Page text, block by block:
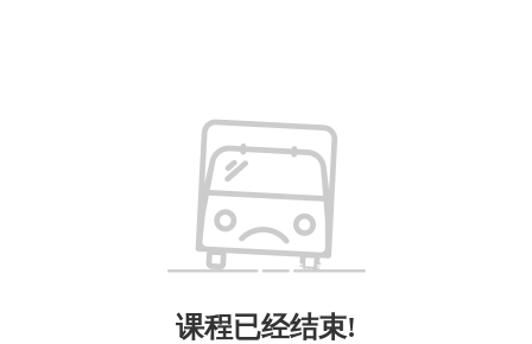
课程已经结束!